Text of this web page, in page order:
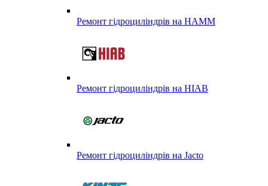
Ремонт гідроциліндрів на HAMM
Ремонт гідроциліндрів на HIAB
Ремонт гідроциліндрів на Jacto